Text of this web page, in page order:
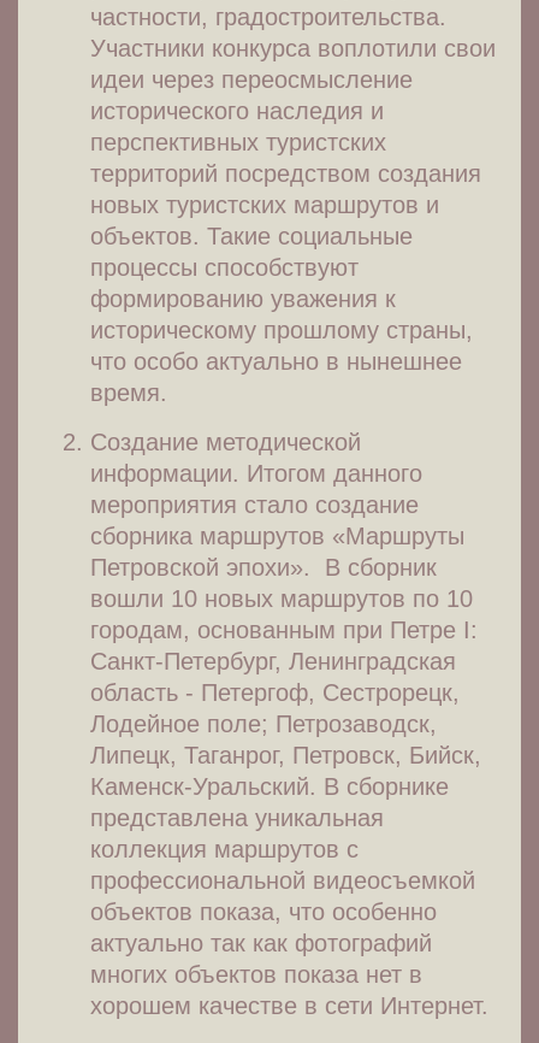
частности, градостроительства.
Участники конкурса воплотили свои
идеи через переосмысление
исторического наследия и
перспективных туристских
территорий посредством создания
новых туристских маршрутов и
объектов. Такие социальные
процессы способствуют
формированию уважения к
историческому прошлому страны,
что особо актуально в нынешнее
время.
Создание методической
информации. Итогом данного
мероприятия стало создание
сборника маршрутов «Маршруты
Петровской эпохи». В сборник
вошли 10 новых маршрутов по 10
городам, основанным при Петре I:
Санкт-Петербург, Ленинградская
область - Петергоф, Сестрорецк,
Лодейное поле; Петрозаводск,
Липецк, Таганрог, Петровск, Бийск,
Каменск-Уральский. В сборнике
представлена уникальная
коллекция маршрутов с
профессиональной видеосъемкой
объектов показа, что особенно
актуально так как фотографий
многих объектов показа нет в
хорошем качестве в сети Интернет.